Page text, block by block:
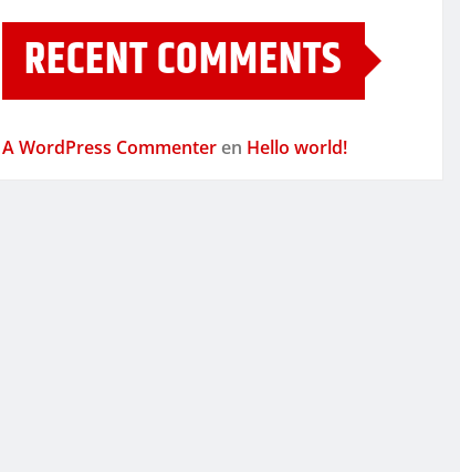
RECENT COMMENTS
A WordPress Commenter en Hello world!